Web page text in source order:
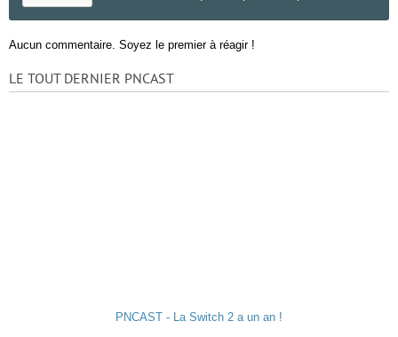
Aucun commentaire. Soyez le premier à réagir !
LE TOUT DERNIER PNCAST
PNCAST - La Switch 2 a un an !